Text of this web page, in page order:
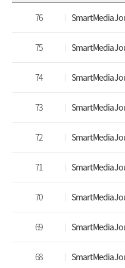
76 Smart Media
75 Smart Media
74 Smart Media
73 Smart Media
72 Smart Media
71 Smart Media
70 Smart Media
69 Smart Media
68 Smart Media